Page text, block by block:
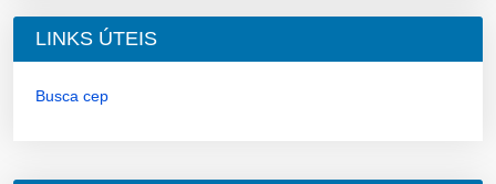
LINKS ÚTEIS
Busca cep